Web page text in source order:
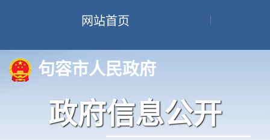
网站首页
句容市人民政府
政府信息公开